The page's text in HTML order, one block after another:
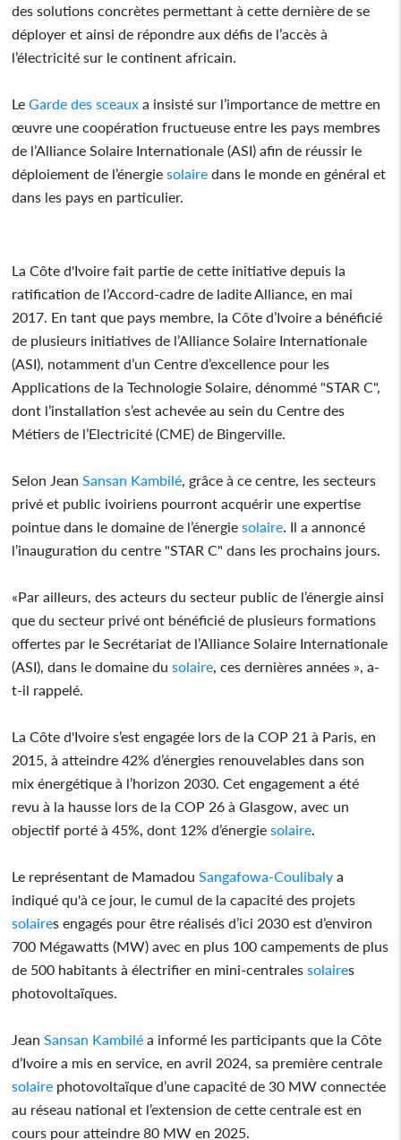
des solutions concrètes permettant à cette dernière de se
déployer et ainsi de répondre aux défis de l’accès à
l’électricité sur le continent africain.
Le Garde des sceaux a insisté sur l’importance de mettre en
œuvre une coopération fructueuse entre les pays membres
de l’Alliance Solaire Internationale (ASI) afin de réussir le
déploiement de l’énergie solaire dans le monde en général et
dans les pays en particulier.
La Côte d'Ivoire fait partie de cette initiative depuis la
ratification de l’Accord-cadre de ladite Alliance, en mai
2017. En tant que pays membre, la Côte d’Ivoire a bénéficié
de plusieurs initiatives de l’Alliance Solaire Internationale
(ASI), notamment d’un Centre d’excellence pour les
Applications de la Technologie Solaire, dénommé "STAR C",
dont l’installation s’est achevée au sein du Centre des
Métiers de l’Electricité (CME) de Bingerville.
Selon Jean Sansan Kambilé , grâce à ce centre, les secteurs
privé et public ivoiriens pourront acquérir une expertise
pointue dans le domaine de l’énergie solaire . Il a annoncé
l’inauguration du centre "STAR C" dans les prochains jours.
«Par ailleurs, des acteurs du secteur public de l’énergie ainsi
que du secteur privé ont bénéficié de plusieurs formations
offertes par le Secrétariat de l’Alliance Solaire Internationale
(ASI), dans le domaine du solaire , ces dernières années », a-
t-il rappelé.
La Côte d'Ivoire s’est engagée lors de la COP 21 à Paris, en
2015, à atteindre 42% d’énergies renouvelables dans son
mix énergétique à l’horizon 2030. Cet engagement a été
revu à la hausse lors de la COP 26 à Glasgow, avec un
objectif porté à 45%, dont 12% d’énergie solaire
Le représentant de Mamadou Sangafowa-Coulibaly a
indiqué qu'à ce jour, le cumul de la capacité des projets
solaires engagés pour être réalisés d’ici 2030 est d’environ
700 Mégawatts (MW) avec en plus 100 campements de plus
de 500 habitants à électrifier en mini-centrales solaires
photovoltaïques.
Jean Sansan Kambilé a informé les participants que la Côte
d’Ivoire a mis en service, en avril 2024, sa première centrale
solaire photovoltaïque d’une capacité de 30 MW connectée
au réseau national et l’extension de cette centrale est en
cours pour atteindre 80 MW en 2025.